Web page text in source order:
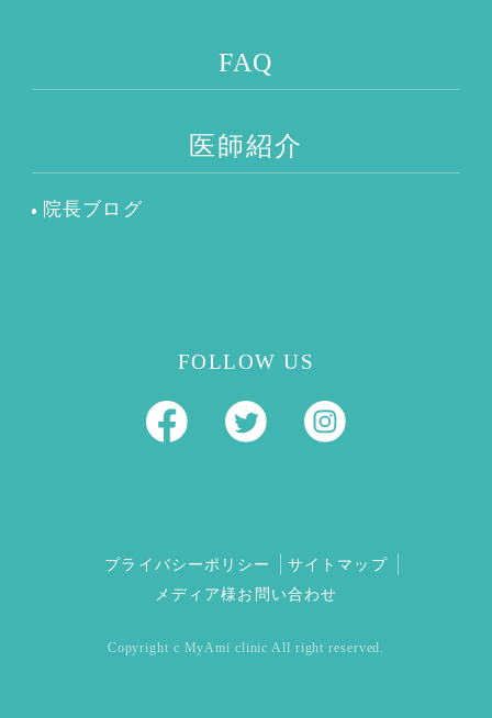
FAQ
医師紹介
院長ブログ
FOLLOW US
プライバシーポリシー
サイトマップ
メディア様お問い合わせ
Copyright c MyAmi clinic All right reserved.